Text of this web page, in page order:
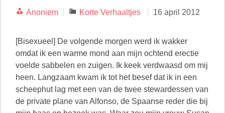
Anoniem Categorieën
Korte Verhaaltjes 16 april 2012
[Bisexueel] De volgende morgen werd ik wakker
omdat ik een warme mond aan mijn ochtend erectie
voelde sabbelen en zuigen. Ik keek verdwaasd om mij
heen. Langzaam kwam ik tot het besef dat ik in een
scheephut lag met een van de twee stewardessen van
de private plane van Alfonso, de Spaanse reder die bij